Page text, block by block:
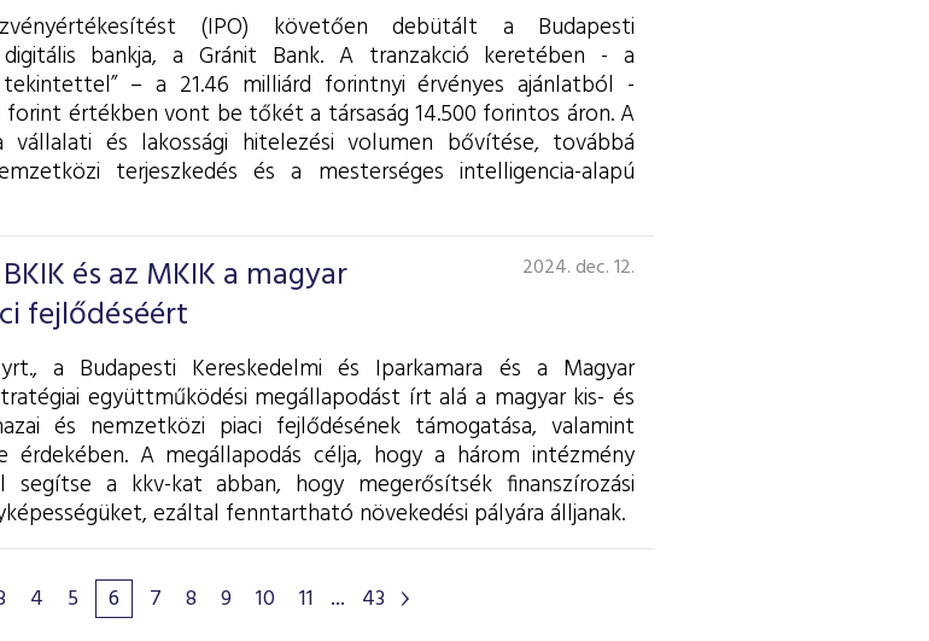
(IPO) követően debütált a Budapesti
digitális bankja, a Gránit Bank. A tranzakció keretében - a
– a 21.46 milliárd forintnyi érvényes ajánlatból -
forint értékben vont be tőkét a társaság 14.500 forintos áron. A
vállalati és lakossági hitelezési volumen bővítése, továbbá
terjeszkedés és a mesterséges intelligencia-alapú
és az MKIK a magyar
fejlődéséért
2024. dec. 12.
a Budapesti Kereskedelmi és Iparkamara és a Magyar
együttműködési megállapodást írt alá a magyar kis- és
és nemzetközi piaci fejlődésének támogatása, valamint
érdekében. A megállapodás célja, hogy a három intézmény
segítse a kkv-kat abban, hogy megerősítsék finanszírozási
ezáltal fenntartható növekedési pályára álljanak.
4 5 6 7 8 9 10 11 ... 43